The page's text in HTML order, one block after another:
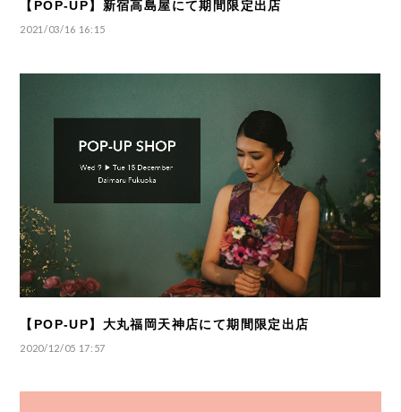
【POP-UP】新宿高島屋にて期間限定出店
2021/03/16 16:15
【POP-UP】大丸福岡天神店にて期間限定出店
2020/12/05 17:57